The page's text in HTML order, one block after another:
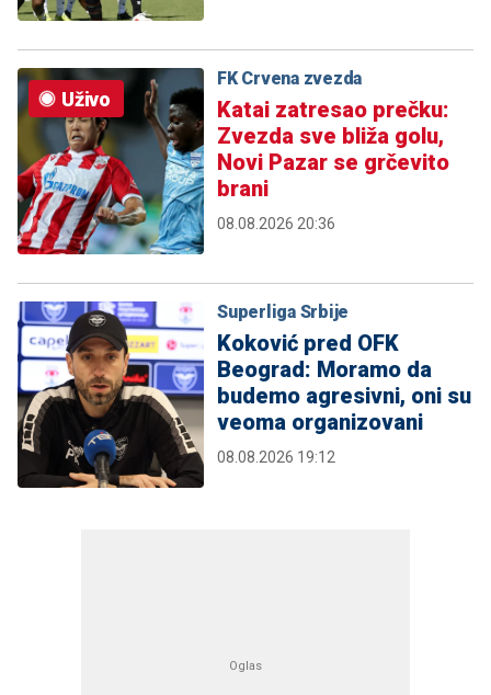
Uživo
FK Crvena zvezda
Katai zatresao prečku:
Zvezda sve bliža golu,
Novi Pazar se grčevito
brani
08.08.2026 20:36
Superliga Srbije
Koković pred OFK
Beograd: Moramo da
budemo agresivni, oni su
veoma organizovani
08.08.2026 19:12